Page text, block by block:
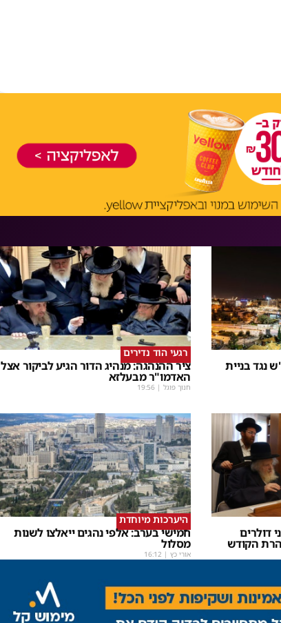
נגד בניית
רגעי הוד נדירים
ציר ההנהגה: מנהיג הדור הגיע לביקור אצל
האדמו"ר מבעלזא
חנוך פוגל |
19:56
דולרים
הקודש
היערכות מיוחדת
חמישי בערב: אלפי נהגים ייאלצו לשנות
מסלול
אורי כץ |
16:12